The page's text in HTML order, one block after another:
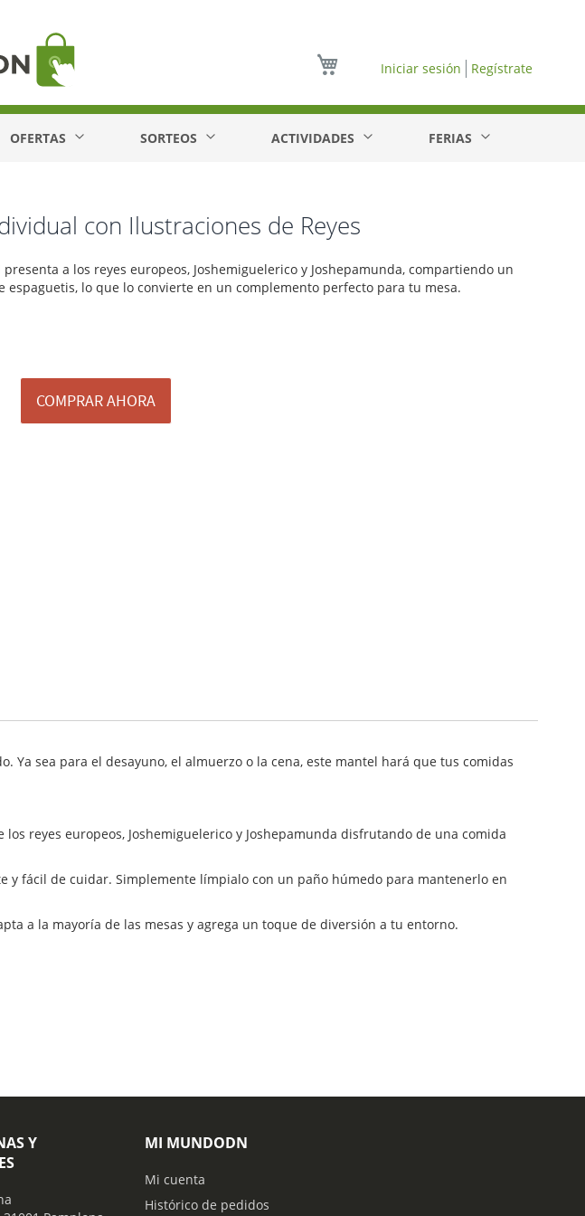
Iniciar sesión Regístrate
OFERTAS SORTEOS ACTIVIDADES FERIAS
con Ilustraciones de Reyes
presenta a los reyes europeos, Joshemiguelerico y Joshepamunda, compartiendo un
espaguetis, lo que lo convierte en un complemento perfecto para tu mesa.
COMPRAR AHORA
sea para el desayuno, el almuerzo o la cena, este mantel hará que tus comidas
reyes europeos, Joshemiguelerico y Joshepamunda disfrutando de una comida
y fácil de cuidar. Simplemente límpialo con un paño húmedo para mantenerlo en
a la mayoría de las mesas y agrega un toque de diversión a tu entorno.
Y
MI MUNDODN
Mi cuenta
Histórico de pedidos